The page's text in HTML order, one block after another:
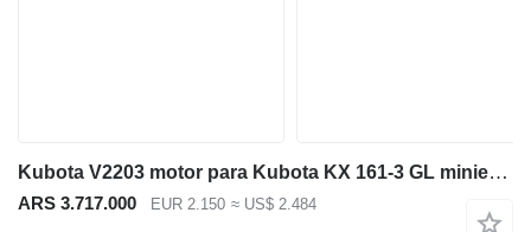
Kubota V2203 motor para Kubota KX 161-3 GL miniexcavadora
ARS 3.717.000 EUR 2.150 ≈ US$ 2.484